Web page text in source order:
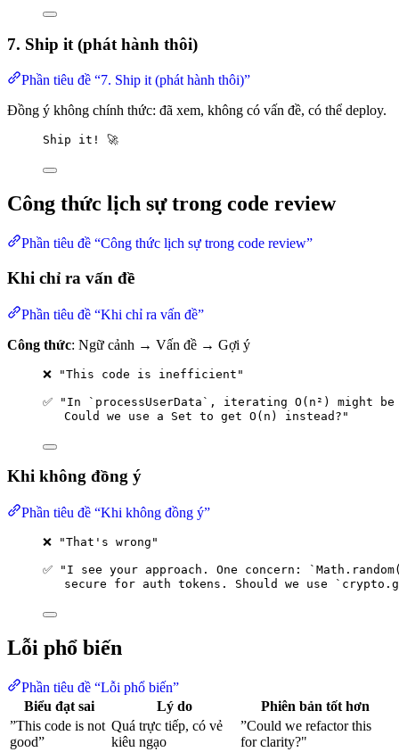
7. Ship it (phát hành thôi)
Phần tiêu đề “7. Ship it (phát hành thôi)”
Đồng ý không chính thức: đã xem, không có vấn đề, có thể deploy.
Ship it! 🚀
Công thức lịch sự trong code review
Phần tiêu đề “Công thức lịch sự trong code review”
Khi chỉ ra vấn đề
Phần tiêu đề “Khi chỉ ra vấn đề”
Công thức: Ngữ cảnh → Vấn đề → Gợi ý
❌ "This code is inefficient"
✅ "In `processUserData`, iterating O(n²) might
Could we use a Set to get O(n) instead?"
Khi không đồng ý
Phần tiêu đề “Khi không đồng ý”
❌ "That's wrong"
✅ "I see your approach. One concern:
secure for auth tokens. Should we use
Lỗi phổ biến
Phần tiêu đề “Lỗi phổ biến”
Biểu đạt sai
Lý do
Phiên bản tốt hơn
”This code is not
good”
Quá trực tiếp, có vẻ
kiêu ngạo
”Could we refactor this
for clarity?"